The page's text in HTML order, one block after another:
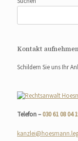
Kontakt
Schildern Sie uns Ihr
Telefon –030 61 08 04